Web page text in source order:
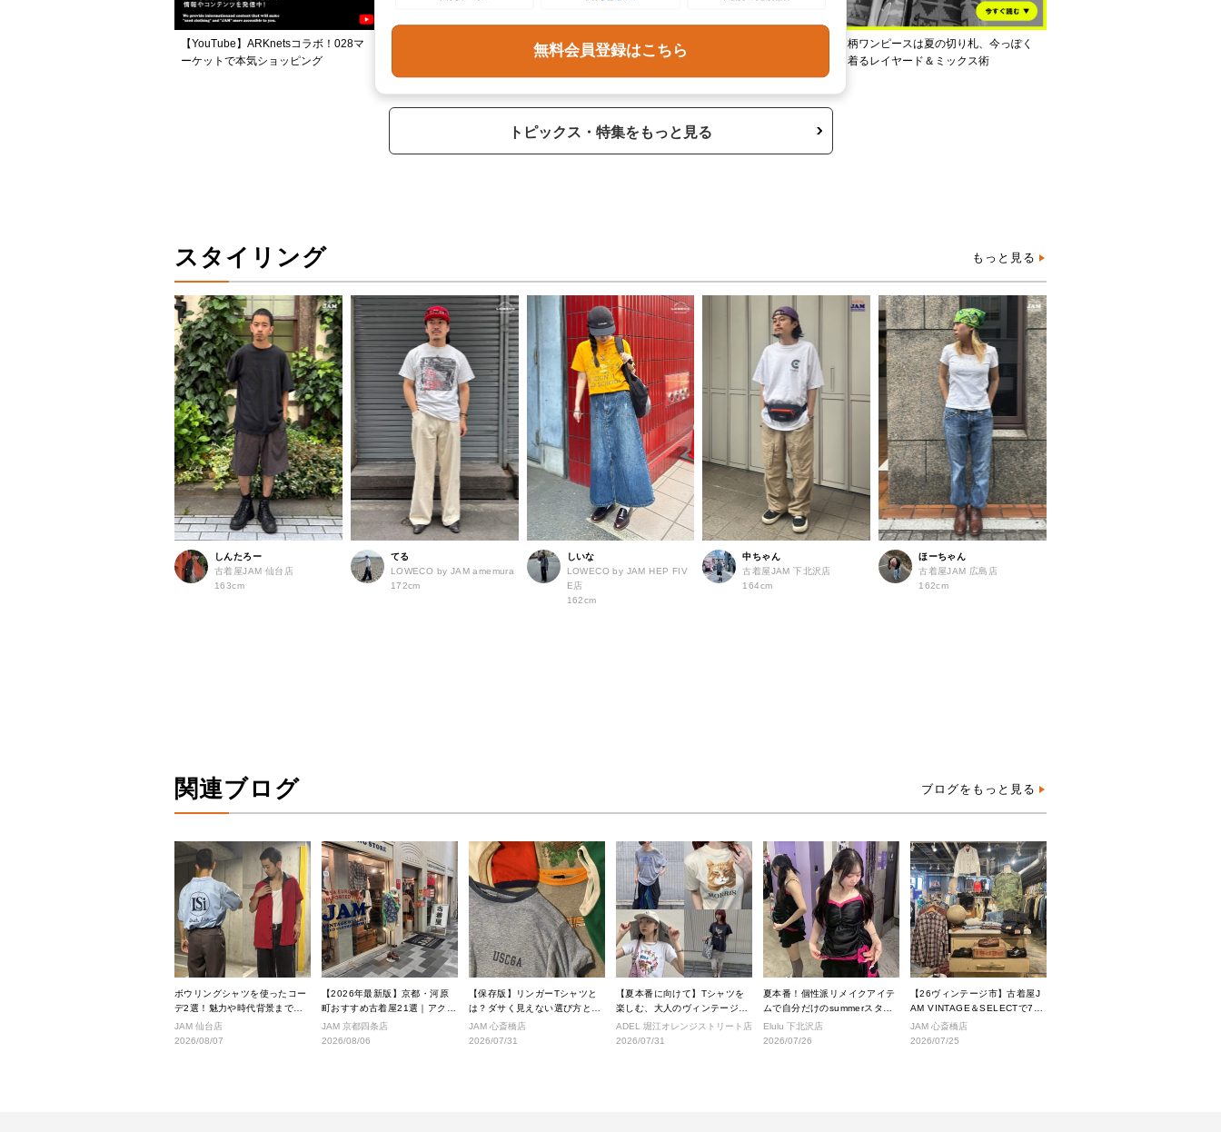
【YouTube】ARKnetsコラボ！028マ
ーケットで本気ショッピング
日頃の感謝を込めて、JAM周年祭を開
古着好き3人のあの日の記憶を集めまし
た。
柄ワンピースは夏の切り札、今っぽく
着るレイヤード＆ミックス術
トピックス・特集をもっと見る
スタイリング もっと見る
しんたろー
古着屋JAM 仙台店
163cm
てる
LOWECO by JAM amemura
172cm
しいな
LOWECO by JAM HEP FIV
E店
162cm
中ちゃん
古着屋JAM 下北沢店
164cm
ほーちゃん
古着屋JAM 広島店
162cm
関連ブログ ブログをもっと見る
ボウリングシャツを使ったコー
デ2選！魅力や時代背景までご
紹介
JAM 仙台店
2026/08/07
【2026年最新版】京都・河原
町おすすめ古着屋21選｜アクセ
ス良好な絶対行くべきショップ
厳選！
JAM 京都四条店
2026/08/06
【保存版】リンガーTシャツと
は？ダサく見えない選び方と着
こなし完全ガイド
JAM 心斎橋店
2026/07/31
【夏本番に向けて】Tシャツを
楽しむ、大人のヴィンテージス
タイル
ADEL 堀江オレンジストリート店
2026/07/31
夏本番！個性派リメイクアイテ
ムで自分だけのsummerスタイ
ルへ！
Elulu 下北沢店
2026/07/26
【26ヴィンテージ市】古着屋J
AM VINTAGE＆SELECTで7月
に入荷されるヴィンテージアイ
テムをご紹介。
JAM 心斎橋店
2026/07/25
無料会員登録はこちら